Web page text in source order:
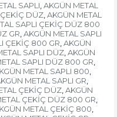
SAPLI, AKGÜN METAL
DÜZ, AKGÜN METAL
SAPLI ÇEKİÇ DÜZ 800
GR, AKGÜN METAL SAPLI
ÇEKİÇ 800 GR, AKGÜN
SAPLI DÜZ, AKGÜN
SAPLI DÜZ 800 GR,
METAL SAPLI 800,
METAL SAPLI GR,
ÇEKİÇ DÜZ, AKGÜN
ÇEKİÇ DÜZ 800 GR,
METAL ÇEKİÇ 800,